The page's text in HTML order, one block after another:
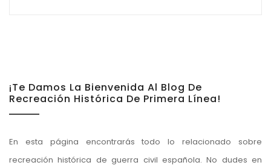
¡Te Damos La Bienvenida Al Blog De
Recreación Histórica De Primera Línea!
En esta página encontrarás todo lo relacionado sobre
recreación histórica de guerra civil española. No dudes en